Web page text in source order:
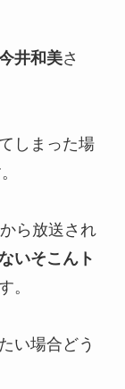
井和美さ
しまった場
ら放送され
いそこんト
。
い場合どう